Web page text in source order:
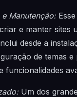
Manutenção:Esse
e manter sites
desde a
de temas e
funcionalidades
Um dos